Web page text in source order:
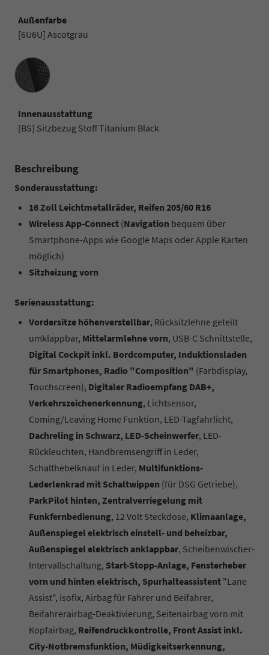
Außenfarbe
[6U6U] Ascotgrau
Innenausstattung
Innenausstattung
[BS] Sitzbezug Stoff Titanium Black
Beschreibung
Sonderausstattung:
16 Zoll Leichtmetallräder, Reifen 205/60 R16
Wireless App-Connect (Navigation bequem über
Smartphone-Apps wie Google Maps oder Apple Karten
möglich)
Sitzheizung vorn
Serienausstattung:
Vordersitze höhenverstellbar, Rücksitzlehne geteilt
umklappbar, Mittelarmlehne vorn, USB-C Schnittstelle,
Digital Cockpit inkl. Bordcomputer, Induktionsladen
für Smartphones, Radio "Composition" (Farbdisplay,
Touchscreen), Digitaler Radioempfang DAB+,
Verkehrszeichenerkennung, Lichtsensor,
Coming/Leaving Home Funktion, LED-Tagfahrlicht,
Dachreling in Schwarz, LED-Scheinwerfer, LED-
Rückleuchten, Handbremsengriff in Leder,
Schalthebelknauf in Leder, Multifunktions-
Lederlenkrad mit Schaltwippen (für DSG Getriebe),
ParkPilot hinten, Zentralverriegelung mit
Funkfernbedienung, 12 Volt Steckdose, Klimaanlage,
Außenspiegel elektrisch einstell- und beheizbar,
Außenspiegel elektrisch anklappbar, Scheibenwischer-
Intervallschaltung, Start-Stopp-Anlage, Fensterheber
vorn und hinten elektrisch, Spurhalteassistent "Lane
Assist", isofix, Airbag für Fahrer und Beifahrer,
Beifahrerairbag-Deaktivierung, Seitenairbag vorn mit
Kopfairbag, Reifendruckkontrolle, Front Assist inkl.
City-Notbremsfunktion, Müdigkeitserkennung,